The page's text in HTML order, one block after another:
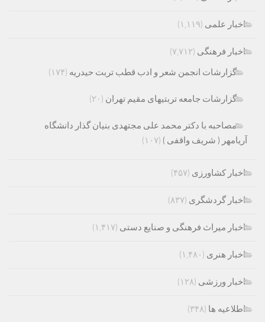
اخبار علمی (۱,۱۱۹)
اخبار فرهنگی (۷,۷۱۲)
گزارشات انجمن شعر و ادب قطب تربت حیدریه (۱۷۴)
گزارشات جامعه تربتیهای مقیم تهران (۲۰)
مصاحبه با دکتر محمد علی مجتهدی بنیان گذار دانشگاه
آریامهر ( شریف واقفی ) (۱۰۷)
اخبار کشاورزی (۴۵۷)
اخبار گردشگری (۸۳۷)
اخبار میراث فرهنگی و صنایع دستی (۱,۴۱۷)
اخبار هنری (۱,۴۸۰)
اخبار ورزشی (۱۲۸)
اطلاعیه ها (۳۴۸)